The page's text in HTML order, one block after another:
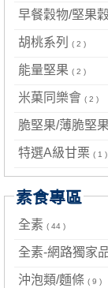
早餐穀物/堅果
胡桃系列 ( 2 )
能量堅果 ( 2 )
米菓同樂會 ( 2 )
脆堅果/薄脆堅果
特選A級甘栗 ( 1 )
素食專區
全素 ( 44 )
全素-網路獨家
沖泡類/麵條 ( 9 )